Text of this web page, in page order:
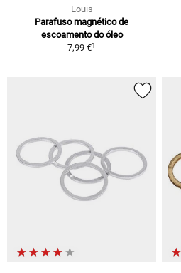
Louis
Parafuso magnético de
escoamento do óleo
7,99 €1